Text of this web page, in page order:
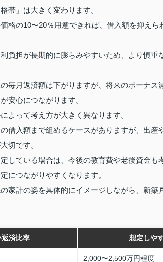
帯」は大きく変わります。
格の10〜20％用意できれば、借入額を抑えら
負担が長期的に膨らみやすいため、より慎重
毎月返済額は下がりますが、将来のボーナス
安心につながります。
よって考え方が大きく異なります。
借入額まで組めるケースがありますが、出産
切です。
している場合は、今後の教育費や老後資金も
につながりやすくなります。
家計の姿を具体的にイメージしながら、新築
済比率 想定しや
2,000〜2,500万円程度